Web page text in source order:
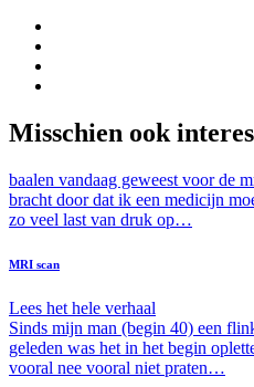
Misschien ook
baalen vandaag geweest voor de
bracht door dat ik een medicijn
zo veel last van druk op…
MRI scan
Lees het hele verhaal
Sinds mijn man (begin 40) een
geleden was het in het begin
vooral nee vooral niet praten…